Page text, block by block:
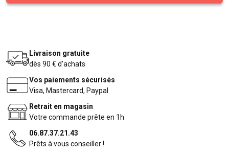
Livraison gratuite
dès 90 € d'achats
Vos paiements sécurisés
Visa, Mastercard, Paypal
Retrait en magasin
Votre commande prête en 1h
06.87.37.21.43
Prêts à vous conseiller !